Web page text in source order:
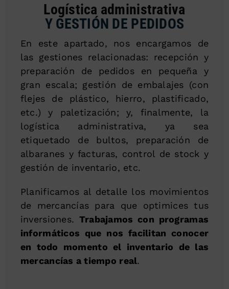
Logística administrativa
Y GESTIÓN DE PEDIDOS
En este apartado, nos encargamos de
las gestiones relacionadas: recepción y
preparación de pedidos en pequeña y
gran escala; gestión de embalajes (con
flejes de plástico, hierro, plastificado,
etc.) y paletización; y, finalmente, la
logística administrativa, ya sea
etiquetado de bultos, preparación de
albaranes y facturas, control de stock y
gestión de inventario, etc.
Planificamos al detalle los movimientos
de mercancías para que optimices tus
inversiones. Trabajamos con programas
informáticos que nos facilitan conocer
en todo momento el inventario de las
mercancías a tiempo real.